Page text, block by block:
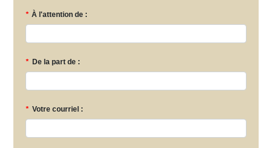
* À l'attention de :
* De la part de :
* Votre courriel :